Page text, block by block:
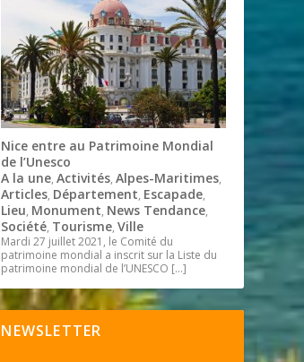
Nice entre au Patrimoine Mondial
de l’Unesco
A la une,Activités,Alpes-Maritimes,
Articles, Département, Escapade,
Lieu, Monument, News Tendance,
Société, Tourisme,Ville
Mardi 27 juillet 2021, le Comité du
patrimoine mondial a inscrit sur la Liste du
patrimoine mondial de l’UNESCO […]
NEWSLETTER